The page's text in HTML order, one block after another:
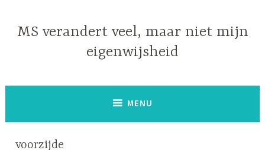
inhoud
MS verandert veel, maar niet mijn
eigenwijsheid
MENU
voorzijde